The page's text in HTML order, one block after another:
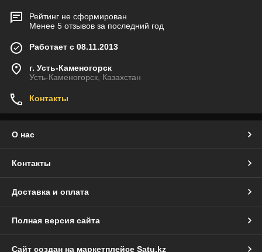
Рейтинг не сформирован
Менее 5 отзывов за последний год
Работает с 08.11.2013
г. Усть-Каменогорск
Усть-Каменогорск, Казахстан
Контакты
О нас
Контакты
Доставка и оплата
Полная версия сайта
Сайт создан на маркетплейсе Satu.kz